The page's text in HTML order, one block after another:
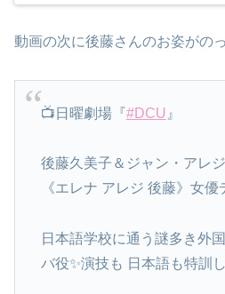
動画の次に後藤さんのお姿がの
📺日曜劇場『#DCU 』
後藤久美子＆ジャン・アレ
《エレナ アレジ 後藤》女優
日本語学校に通う謎多き外
バ役✨演技も 日本語も特訓